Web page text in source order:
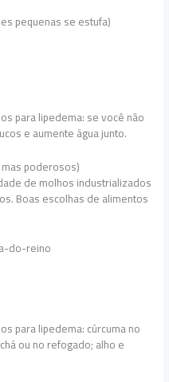
pequenas se estufa)
para lipedema: se você não
e aumente água junto.
poderosos)
de molhos industrializados
Boas escolhas de alimentos
do-reino
para lipedema: cúrcuma no
ou no refogado; alho e